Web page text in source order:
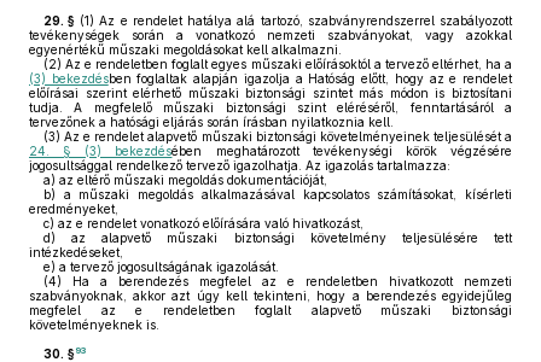
29. § (1) Az e rendelet hatálya alá tartozó, szabványrendszerrel szabályozott
tevékenységek során a vonatkozó nemzeti szabványokat, vagy azokkal
egyenértékű műszaki megoldásokat kell alkalmazni.
(2) Az e rendeletben foglalt egyes műszaki előírásoktól a tervező eltérhet, ha a
(3) bekezdésben foglaltak alapján igazolja a Hatóság előtt, hogy az e rendelet
előírásai szerint elérhető műszaki biztonsági szintet más módon is biztosítani
tudja. A megfelelő műszaki biztonsági szint eléréséről, fenntartásáról a
tervezőnek a hatósági eljárás során írásban nyilatkoznia kell.
(3) Az e rendelet alapvető műszaki biztonsági követelményeinek teljesülését a
24. § (3) bekezdésében meghatározott tevékenységi körök végzésére
jogosultsággal rendelkező tervező igazolhatja. Az igazolás tartalmazza:
a) az eltérő műszaki megoldás dokumentációját,
b) a műszaki megoldás alkalmazásával kapcsolatos számításokat, kísérleti
eredményeket,
c) az e rendelet vonatkozó előírására való hivatkozást,
d) az alapvető műszaki biztonsági követelmény teljesülésére tett
intézkedéseket,
e) a tervező jogosultságának igazolását.
(4) Ha a berendezés megfelel az e rendeletben hivatkozott nemzeti
szabványoknak, akkor azt úgy kell tekinteni, hogy a berendezés egyidejűleg
megfelel az e rendeletben foglalt alapvető műszaki biztonsági
követelményeknek is.
30. §93